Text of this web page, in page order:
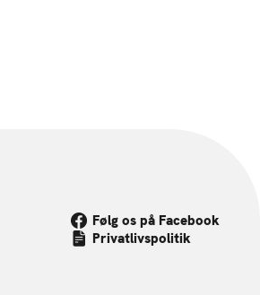
Følg os på Facebook
Privatlivspolitik